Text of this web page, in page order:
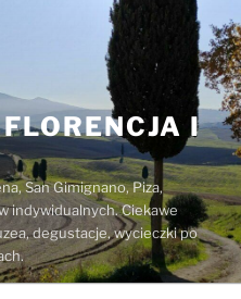
I
San Gimignano, Piza,
indywidualnych. Ciekawe
degustacje, wycieczki po